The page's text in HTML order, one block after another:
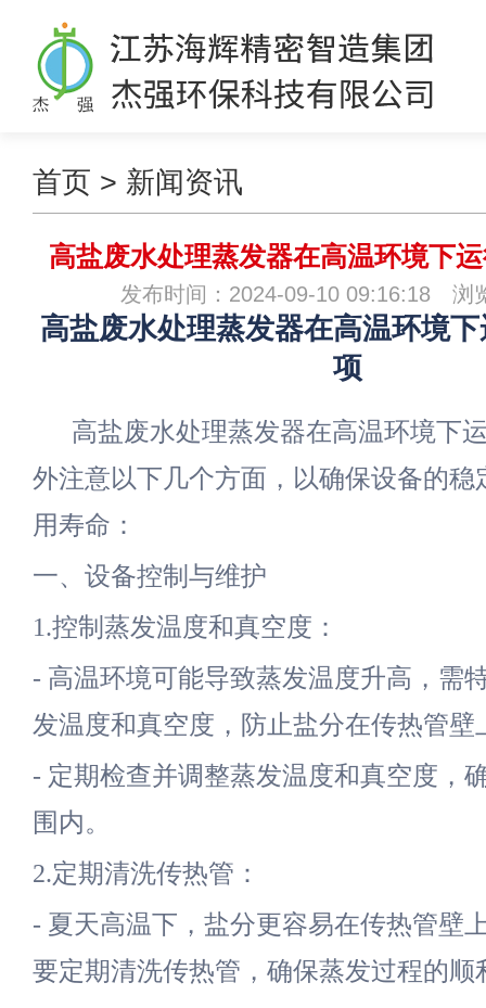
首页 > 新闻资讯
高盐废水处理蒸发器在高温环境下
发布时间：2024-09-10 09:16:18 浏
高盐废水处理蒸发器在高温环境
项
高盐废水处理蒸发器在高温环境下
外注意以下几个方面，以确保设备的稳
用寿命：
一、设备控制与维护
1.控制蒸发温度和真空度：
- 高温环境可能导致蒸发温度升高，需
发温度和真空度，防止盐分在传热管壁
- 定期检查并调整蒸发温度和真空度，
围内。
2.定期清洗传热管：
- 夏天高温下，盐分更容易在传热管壁
要定期清洗传热管，确保蒸发过程的顺